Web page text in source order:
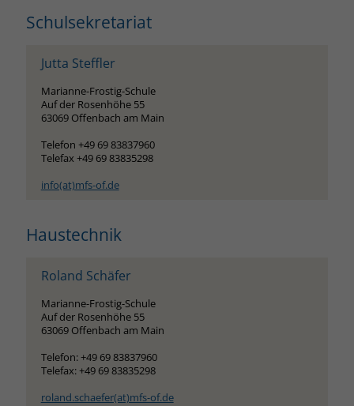
Schulsekretariat
Jutta Steffler
Marianne-Frostig-Schule
Auf der Rosenhöhe 55
63069 Offenbach am Main
Telefon +49 69 83837960
Telefax +49 69 83835298
info(at)mfs-of.de
Haustechnik
Roland Schäfer
Marianne-Frostig-Schule
Auf der Rosenhöhe 55
63069 Offenbach am Main
Telefon: +49 69 83837960
Telefax: +49 69 83835298
roland.schaefer(at)mfs-of.de